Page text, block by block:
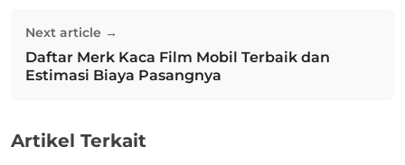
Next article →
Next post:
Daftar Merk Kaca Film Mobil Terbaik dan
Estimasi Biaya Pasangnya
Artikel Terkait